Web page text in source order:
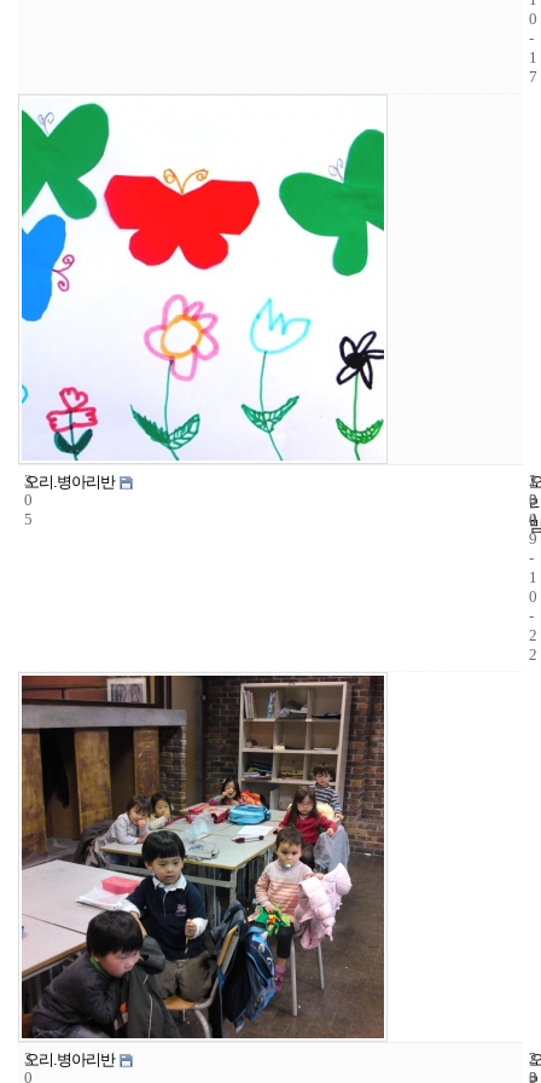
0
-
1
7
3
0
5
오리.병아리반
1
3
4
2
0
0
9
-
1
0
-
2
2
3
0
오리.병아리반
2
3
2
0